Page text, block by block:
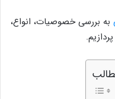
به بررسی خصوصیات، انواع،